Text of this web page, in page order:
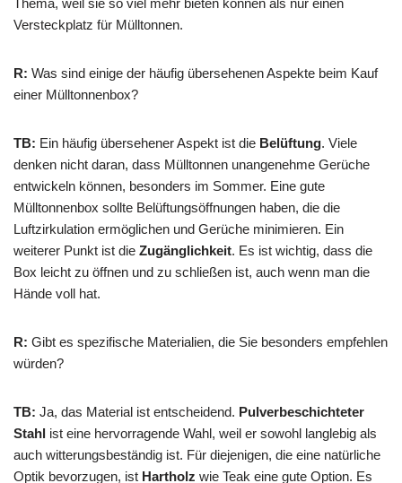
Thema, weil sie so viel mehr bieten können als nur einen
Versteckplatz für Mülltonnen.
R: Was sind einige der häufig übersehenen Aspekte beim Kauf
einer Mülltonnenbox?
TB: Ein häufig übersehener Aspekt ist die Belüftung. Viele
denken nicht daran, dass Mülltonnen unangenehme Gerüche
entwickeln können, besonders im Sommer. Eine gute
Mülltonnenbox sollte Belüftungsöffnungen haben, die die
Luftzirkulation ermöglichen und Gerüche minimieren. Ein
weiterer Punkt ist die Zugänglichkeit. Es ist wichtig, dass die
Box leicht zu öffnen und zu schließen ist, auch wenn man die
Hände voll hat.
R: Gibt es spezifische Materialien, die Sie besonders empfehlen
würden?
TB: Ja, das Material ist entscheidend. Pulverbeschichteter
Stahl ist eine hervorragende Wahl, weil er sowohl langlebig als
auch witterungsbeständig ist. Für diejenigen, die eine natürliche
Optik bevorzugen, ist Hartholz wie Teak eine gute Option. Es